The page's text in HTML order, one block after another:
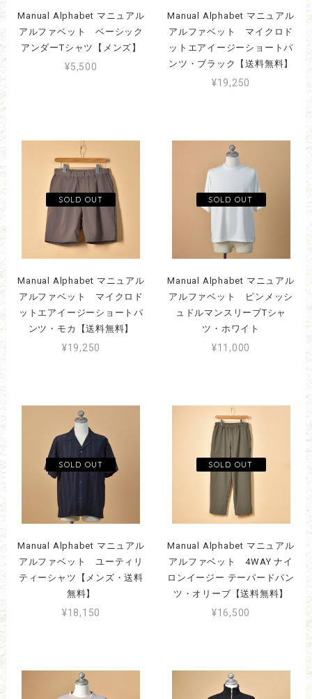
Manual Alphabet マニュアル
アルファベット ベーシック
アンダーTシャツ【メンズ】
¥5,500
Manual Alphabet マニュアル
アルファベット マイクロド
ットエアイージーショートパ
ンツ・ブラック【送料無料】
¥19,250
Manual Alphabet マニュアル
アルファベット マイクロド
ットエアイージーショートパ
ンツ・モカ【送料無料】
¥19,250
Manual Alphabet マニュアル
アルファベット ピンメッシ
ュドルマンスリーブTシャ
ツ・ホワイト
¥11,000
Manual Alphabet マニュアル
アルファベット ユーティリ
ティーシャツ【メンズ・送料
無料】
¥18,150
Manual Alphabet マニュアル
アルファベット 4WAY ナイ
ロンイージー テーパードパン
ツ・オリーブ【送料無料】
¥16,500